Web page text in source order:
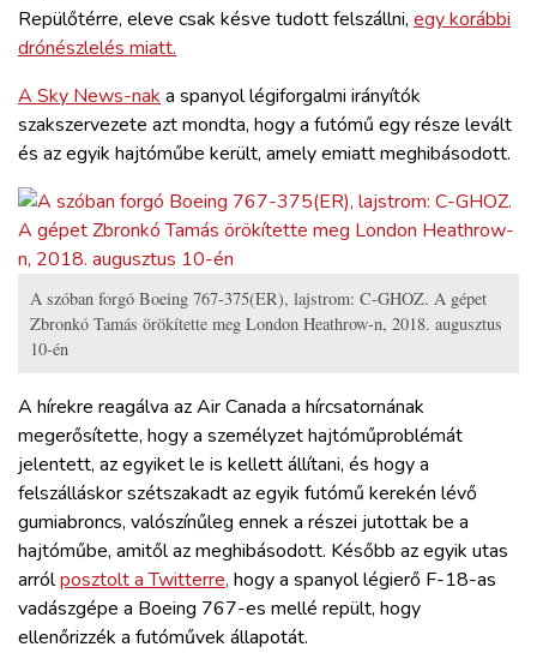
Repülőtérre, eleve csak késve tudott felszállni, egy korábbi
drónészlelés miatt.
A Sky News-naka spanyol légiforgalmi irányítók
szakszervezete azt mondta, hogy a futómű egy része levált
és az egyik hajtóműbe került, amely emiatt meghibásodott.
A szóban forgó Boeing 767-375(ER), lajstrom: C-GHOZ. A gépet
Zbronkó Tamás örökítette meg London Heathrow-n, 2018. augusztus
10-én
A hírekre reagálva az Air Canada a hírcsatornának
megerősítette, hogy a személyzet hajtóműproblémát
jelentett, az egyiket le is kellett állítani, és hogy a
felszálláskor szétszakadt az egyik futómű kerekén lévő
gumiabroncs, valószínűleg ennek a részei jutottak be a
hajtóműbe, amitől az meghibásodott. Később az egyik utas
arrólposztolt a Twitterre, hogy a spanyol légierő F-18-as
vadászgépe a Boeing 767-es mellé repült, hogy
ellenőrizzék a futóművek állapotát.